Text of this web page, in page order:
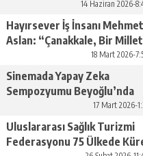
İddiaları Büyüyor14 Haziran 2026-
Hayırsever İş İnsanı Mehmet
Aslan: “Çanakkale, Bir
Yeniden Doğuşudur”18 Mart 2026-
Sinemada Yapay Zeka
Sempozyumu Beyoğlu’nda
17 Mart 2026-
Uluslararası Sağlık Turizmi
Federasyonu 75 Ülkede